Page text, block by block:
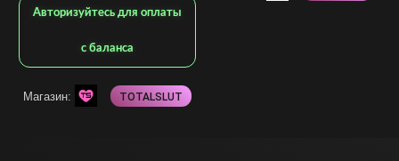
Авторизуйтесь для оплаты
с баланса
Магазин: TOTALSLUT